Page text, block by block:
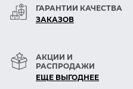
ГАРАНТИИ КАЧЕСТВА
ЗАКАЗОВ
АКЦИИ И
РАСПРОДАЖИ
ЕЩЕ ВЫГОДНЕЕ